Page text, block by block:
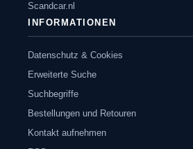
Scandcar.nl
INFORMATIONEN
Datenschutz & Cookies
Erweiterte Suche
Suchbegriffe
Bestellungen und Retouren
Kontakt aufnehmen